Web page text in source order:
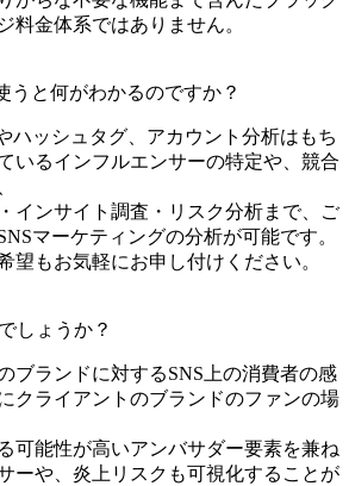
料金体系ではありません。
うと何がわかるのですか？
ハッシュタグ、アカウント分析はもち
いるインフルエンサーの特定や、競合
インサイト調査・リスク分析まで、ご
マーケティングの分析が可能です。
望もお気軽にお申し付けください。
しょうか？
ブランドに対するSNS上の消費者の感
クライアントのブランドのファンの場
可能性が高いアンバサダー要素を兼ね
ーや、炎上リスクも可視化することが